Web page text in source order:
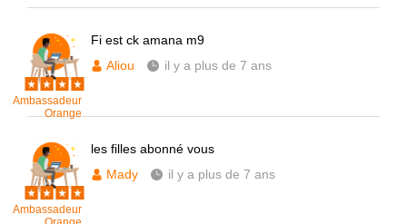
Ambassadeur
Orange
Fi est ck amana m9
Aliou
il y a plus de 7 ans
Ambassadeur
les filles abonné vous
Mady
il y a plus de 7 ans